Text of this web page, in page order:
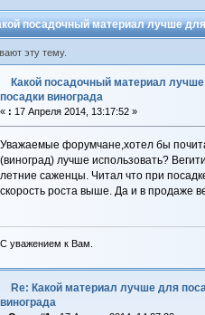
посадочный материал лучше
эту тему.
Какой посадочный материал
посадки винограда
« : 17 Апреля 2014, 13:17:52 »
Уважаемые форумчане,хотел бы
(виноград) лучше использовать?
летние саженцы. Читал что при
скорость роста выше. Да и в продаже
С уважением к Вам.
Re: Какой материал лучше для
винограда